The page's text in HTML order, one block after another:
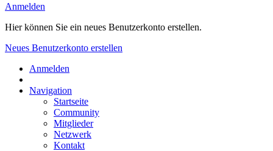
Anmelden
Hier können Sie ein neues Benutzerkonto erstellen.
Neues Benutzerkonto erstellen
Anmelden
Navigation
Startseite
Community
Mitglieder
Netzwerk
Kontakt